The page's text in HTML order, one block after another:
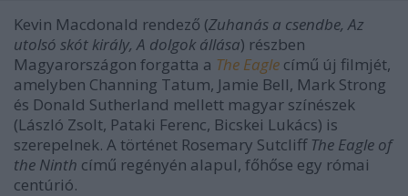
Kevin Macdonald rendező (Zuhanás a csendbe, Az
utolsó skót király, A dolgok állása) részben
Magyarországon forgatta a The Eagle című új filmjét,
amelyben Channing Tatum, Jamie Bell, Mark Strong
és Donald Sutherland mellett magyar színészek
(László Zsolt, Pataki Ferenc, Bicskei Lukács) is
szerepelnek. A történet Rosemary Sutcliff The Eagle of
the Ninth című regényén alapul, főhőse egy római
centúrió.